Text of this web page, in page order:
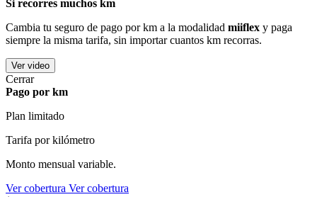
Si recorres muchos km
Cambia tu seguro de pago por km a la modalidad miiflex y paga
siempre la misma tarifa, sin importar cuantos km recorras.
Ver video
Cerrar
Pago por km
Plan limitado
Tarifa por kilómetro
Monto mensual variable.
Ver cobertura Ver cobertura